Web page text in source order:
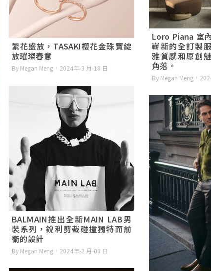
繁花盛放，TASAKI櫻花金珠寶綻
放璀璨春意
By Megan Meng 2024年-3 月-18 日
Loro Piana 室
嶄新的全訂製
雅質感和原創
角落。
By Megan Meng
BALMAIN推出全新MAIN LAB男
裝系列，銳利剪裁碰撞獨特而前
衛的設計
By Megan Meng 2024年-2 月-08 日